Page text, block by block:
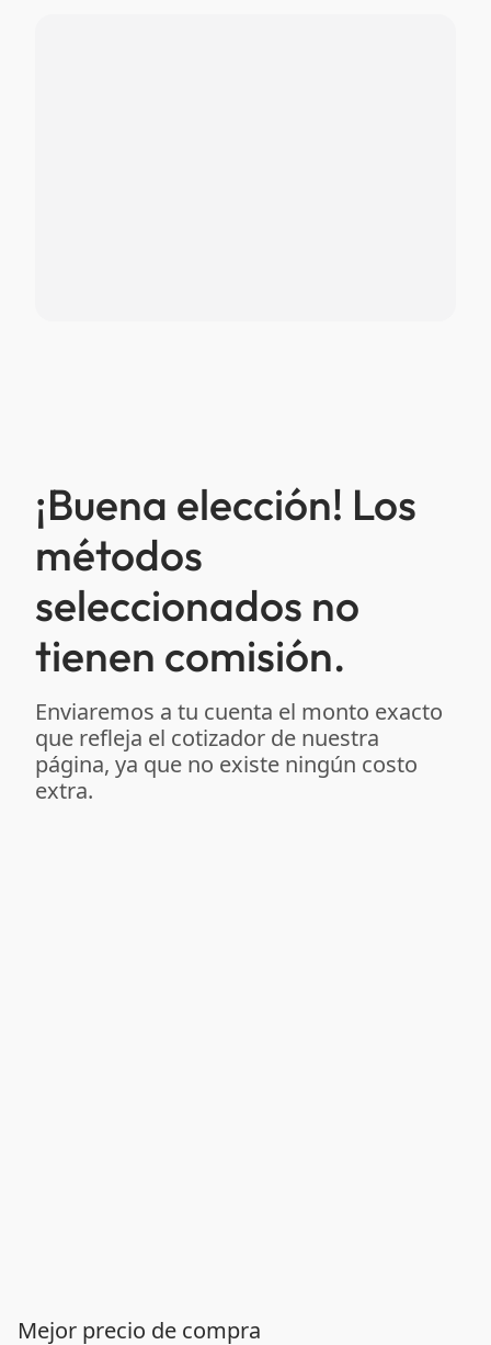
¡Buena elección! Los
métodos
seleccionados no
tienen comisión.
Enviaremos a tu cuenta el monto exacto
que refleja el cotizador de nuestra
página, ya que no existe ningún costo
extra.
Mejor precio de compra